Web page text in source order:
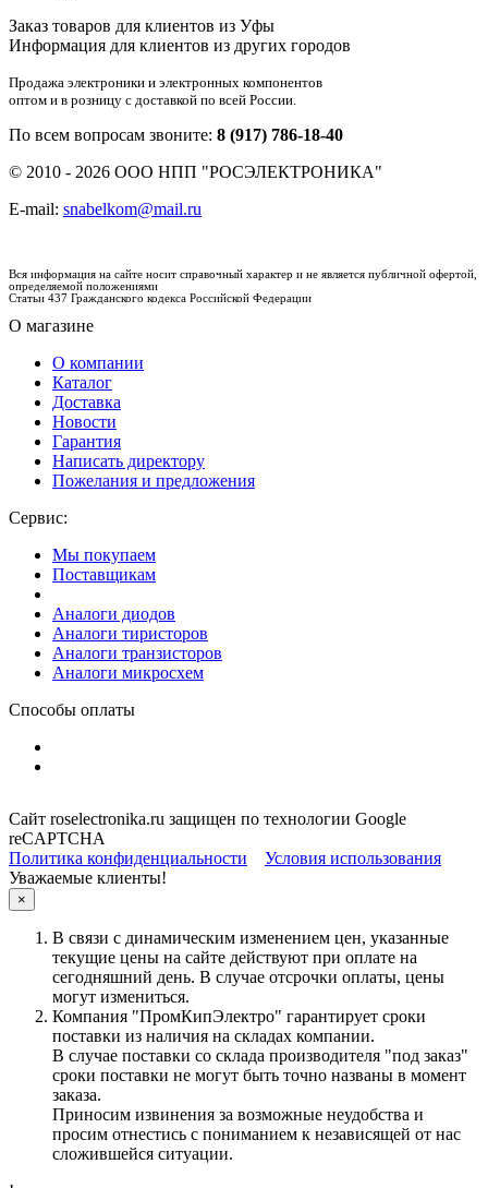
Заказ товаров для клиентов из Уфы
Информация для клиентов из других городов
Продажа электроники и электронных компонентов
оптом и в розницу с доставкой по всей России.
По всем вопросам звоните: 8 (917) 786-18-40
© 2010 - 2026 ООО НПП "РОСЭЛЕКТРОНИКА"
E-mail: snabelkom@mail.ru
Вся информация на сайте носит справочный характер и не является публичной офертой,
определяемой положениями
Статьи 437 Гражданского кодекса Российской Федерации
О магазине
О компании
Каталог
Доставка
Новости
Гарантия
Написать директору
Пожелания и предложения
Сервис:
Мы покупаем
Поставщикам
Аналоги диодов
Аналоги тиристоров
Аналоги транзисторов
Аналоги микросхем
Способы оплаты
Сайт roselectronika.ru защищен по технологии Google
reCAPTCHA
Политика конфиденциальности
Условия использования
Уважаемые клиенты!
×
В связи с динамическим изменением цен, указанные
текущие цены на сайте действуют при оплате на
сегодняшний день. В случае отсрочки оплаты, цены
могут измениться.
Компания "ПромКипЭлектро" гарантирует сроки
поставки из наличия на складах компании.
В случае поставки со склада производителя "под заказ"
сроки поставки не могут быть точно названы в момент
заказа.
Приносим извинения за возможные неудобства и
просим отнестись с пониманием к независящей от нас
сложившейся ситуации.